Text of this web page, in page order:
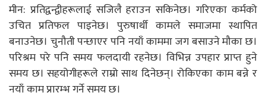
मीन: प्रतिद्वन्द्वीहरूलाई सजिलै हराउन सकिनेछ। गरिएका कर्मको
उचित प्रतिफल पाइनेछ। पुरुषार्थी कामले समाजमा स्थापित
बनाउनेछ। चुनौती पन्छाएर पनि नयाँ काममा जग बसाउने मौका छ।
परिश्रम परे पनि समय फलदायी रहनेछ। विभिन्न उपहार प्राप्त हुने
समय छ। सहयोगीहरूले राम्रो साथ दिनेछन्। रोकिएका काम बन्ने र
नयाँ काम प्रारम्भ गर्ने समय छ।